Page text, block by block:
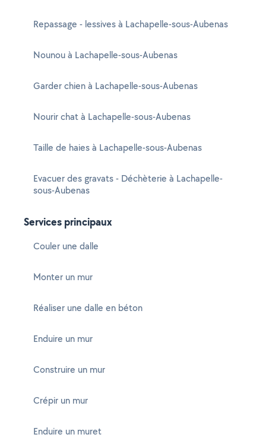
Repassage - lessives à Lachapelle-sous-Aubenas
Nounou à Lachapelle-sous-Aubenas
Garder chien à Lachapelle-sous-Aubenas
Nourir chat à Lachapelle-sous-Aubenas
Taille de haies à Lachapelle-sous-Aubenas
Evacuer des gravats - Déchèterie à Lachapelle-
sous-Aubenas
Services principaux
Couler une dalle
Monter un mur
Réaliser une dalle en béton
Enduire un mur
Construire un mur
Crépir un mur
Enduire un muret